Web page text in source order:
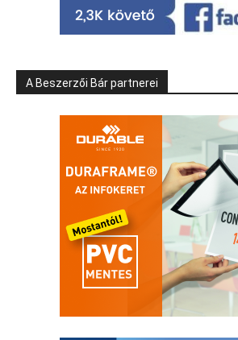
A Beszerzői Bár partnerei